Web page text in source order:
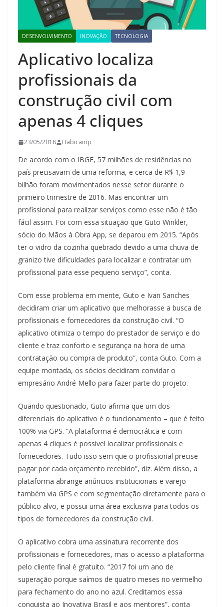
DESENVOLVIMENTO INOVAÇÃO TECNOLOGIA
Aplicativo localiza
profissionais da
construção civil com
apenas 4 cliques
23/05/2018 Habicamp
De acordo com o IBGE, 57 milhões de residências no
país precisavam de uma reforma, e cerca de R$ 1,9
bilhão foram movimentados nesse setor durante o
primeiro trimestre de 2016. Mas encontrar um
profissional para realizar serviços como esse não é tão
fácil assim. Foi com essa situação que Guto Winkler,
sócio do Mãos à Obra App, se deparou em 2015. “Após
ter o vidro da cozinha quebrado devido a uma chuva de
granizo tive dificuldades para localizar e contratar um
profissional para esse pequeno serviço”, conta.
Com esse problema em mente, Guto e Ivan Sanches
decidiram criar um aplicativo que melhorasse a busca de
profissionais e fornecedores da construção civil. “O
aplicativo otimiza o tempo do prestador de serviço e do
cliente e traz conforto e segurança na hora de uma
contratação ou compra de produto”, conta Guto. Com a
equipe montada, os sócios decidiram convidar o
empresário André Mello para fazer parte do projeto.
Quando questionado, Guto afirma que um dos
diferenciais do aplicativo é o funcionamento – que é feito
100% via GPS. “A plataforma é democrática e com
apenas 4 cliques é possível localizar profissionais e
fornecedores. Tudo isso sem que o profissional precise
pagar por cada orçamento recebido”, diz. Além disso, a
plataforma abrange anúncios institucionais e varejo
também via GPS e com segmentação diretamente para o
público alvo, e possui uma área exclusiva para todos os
tipos de fornecedores da construção civil.
O aplicativo cobra uma assinatura recorrente dos
profissionais e fornecedores, mas o acesso a plataforma
pelo cliente final é gratuito. “2017 foi um ano de
superação porque saímos de quatro meses no vermelho
para fechamento do ano no azul. Creditamos essa
conquista ao Inovativa Brasil e aos mentores”, conta